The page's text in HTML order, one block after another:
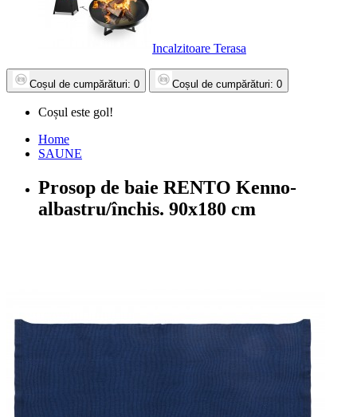
Incalzitoare Terasa
Coșul de cumpărături: 0 Coșul de cumpărături: 0
Coșul este gol!
Home
SAUNE
Prosop de baie RENTO Kenno-
albastru/închis. 90x180 cm